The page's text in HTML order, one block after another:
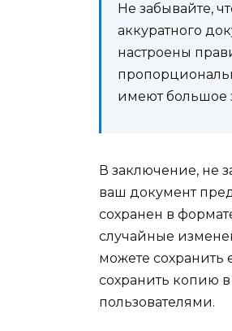
Не забывайте,
аккуратного
настроены
имеют большое
В заключение, не
ваш документ
сохранен в
случайные
можете сохранить
сохранить копию
пользователями.